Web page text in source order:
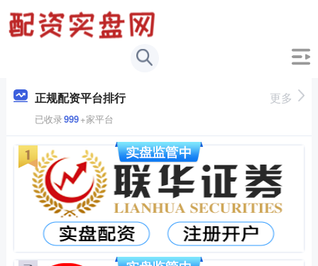
正规配资平台排行
已收录999+家平台
更多